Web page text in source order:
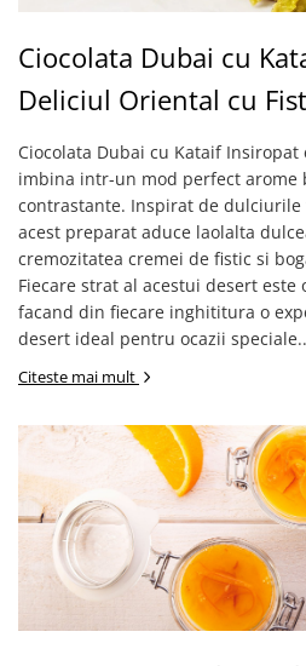
Ghimbir murat la borcan
Alge Nori
Supa miso
Ciocolata Dubai cu
Deliciul Oriental cu
Ciocolata Dubai cu Kataif
imbina intr-un mod perfect arome
contrastante. Inspirat de
acest preparat aduce laolalta
cremozitatea cremei de fistic si
Fiecare strat al acestui desert este
facand din fiecare inghititura o
desert ideal pentru ocazii
Citeste mai mult